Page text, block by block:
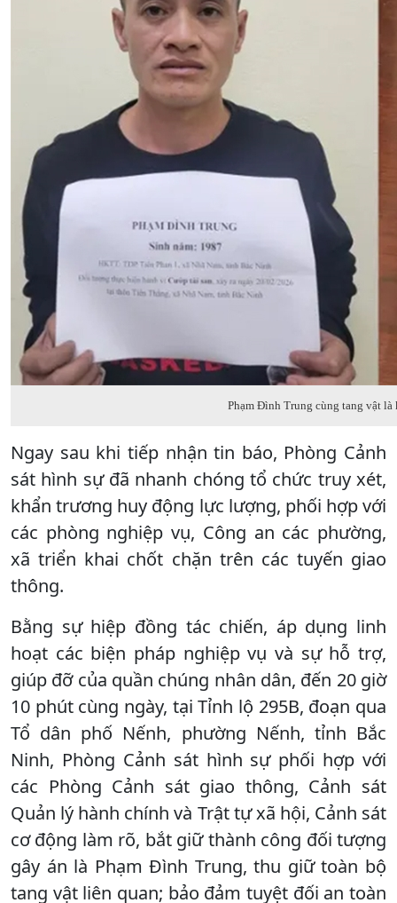
Phạm Đình Trung cùng tang vật
Ngay sau khi tiếp nhận tin báo, Phòng Cảnh
sát hình sự đã nhanh chóng tổ chức truy xét,
khẩn trương huy động lực lượng, phối hợp với
các phòng nghiệp vụ, Công an các phường,
xã triển khai chốt chặn trên các tuyến giao
thông.
Bằng sự hiệp đồng tác chiến, áp dụng linh
hoạt các biện pháp nghiệp vụ và sự hỗ trợ,
giúp đỡ của quần chúng nhân dân, đến 20 giờ
10 phút cùng ngày, tại Tỉnh lộ 295B, đoạn qua
Tổ dân phố Nếnh, phường Nếnh, tỉnh Bắc
Ninh, Phòng Cảnh sát hình sự phối hợp với
các Phòng Cảnh sát giao thông, Cảnh sát
Quản lý hành chính và Trật tự xã hội, Cảnh sát
cơ động làm rõ, bắt giữ thành công đối tượng
gây án là Phạm Đình Trung, thu giữ toàn bộ
tang vật liên quan; bảo đảm tuyệt đối an toàn